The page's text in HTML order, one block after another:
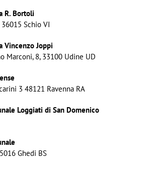
R. Bortoli
Schio VI
Vincenzo Joppi
Marconi, 8, 33100 Udine UD
3 48121 Ravenna RA
Loggiati di San Domenico
Ghedi BS